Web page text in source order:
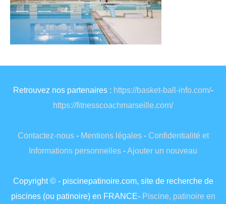
Retrouvez nos partenaires : https://basket-ball-info.com/-
https://fitnesscoachmarseille.com/
Contactez-nous- Mentions légales- Confidentialité et
Informations personnelles - Ajouter un nouveau
Copyright © - piscinepatinoire.com, site de recherche de
piscines (ou patinoire) en FRANCE- Piscine, patinoire en